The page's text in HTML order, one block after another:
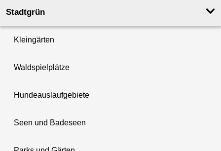
Stadtgrün
Kleingärten
Waldspielplätze
Hundeauslaufgebiete
Seen und Badeseen